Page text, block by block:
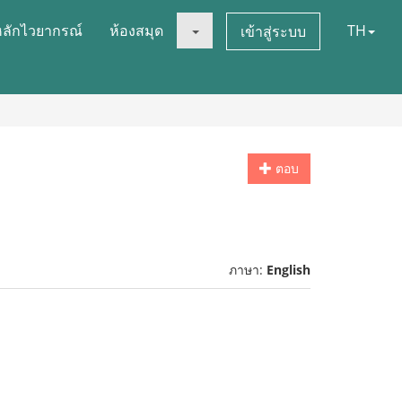
กไวยากรณ์ ห้องสมุด เข้าสู่ระบบ TH
ตอบ
ภาษา: English